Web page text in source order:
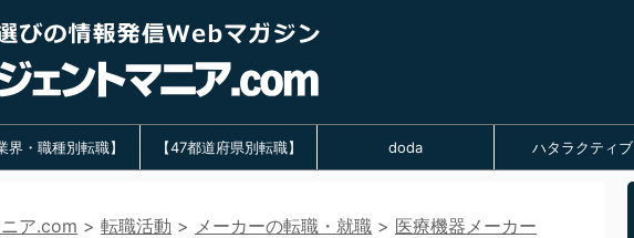
界・職種別転職】 【47都道府県別転職】 doda ハタラクティブ
ア.com > 転職活動 > メーカーの転職・就職 > 医療機器メーカー